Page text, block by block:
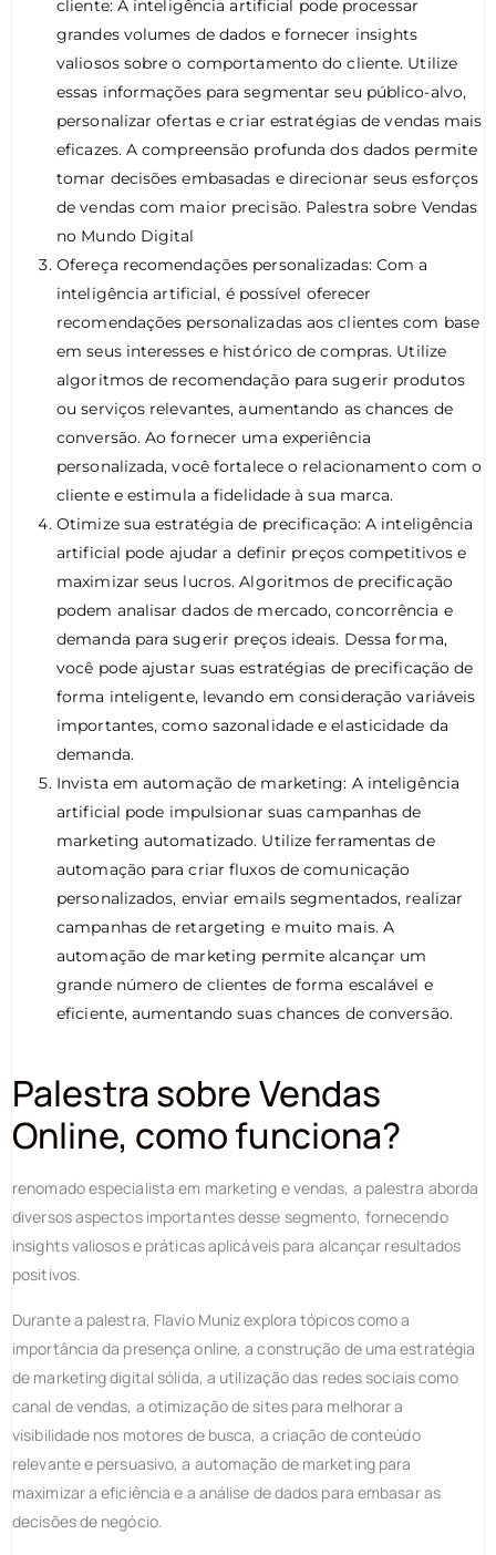
cliente: A inteligência artificial pode processar
grandes volumes de dados e fornecer insights
valiosos sobre o comportamento do cliente. Utilize
essas informações para segmentar seu público-alvo,
personalizar ofertas e criar estratégias de vendas mais
eficazes. A compreensão profunda dos dados permite
tomar decisões embasadas e direcionar seus esforços
de vendas com maior precisão. Palestra sobre Vendas
no Mundo Digital
Ofereça recomendações personalizadas: Com a
inteligência artificial, é possível oferecer
recomendações personalizadas aos clientes com base
em seus interesses e histórico de compras. Utilize
algoritmos de recomendação para sugerir produtos
ou serviços relevantes, aumentando as chances de
conversão. Ao fornecer uma experiência
personalizada, você fortalece o relacionamento com o
cliente e estimula a fidelidade à sua marca.
Otimize sua estratégia de precificação: A inteligência
artificial pode ajudar a definir preços competitivos e
maximizar seus lucros. Algoritmos de precificação
podem analisar dados de mercado, concorrência e
demanda para sugerir preços ideais. Dessa forma,
você pode ajustar suas estratégias de precificação de
forma inteligente, levando em consideração variáveis
importantes, como sazonalidade e elasticidade da
demanda.
Invista em automação de marketing: A inteligência
artificial pode impulsionar suas campanhas de
marketing automatizado. Utilize ferramentas de
automação para criar fluxos de comunicação
personalizados, enviar emails segmentados, realizar
campanhas de retargeting e muito mais. A
automação de marketing permite alcançar um
grande número de clientes de forma escalável e
eficiente, aumentando suas chances de conversão.
Palestra sobre Vendas
Online, como funciona?
renomado especialista em marketing e vendas, a palestra aborda
diversos aspectos importantes desse segmento, fornecendo
insights valiosos e práticas aplicáveis para alcançar resultados
positivos.
Durante a palestra, Flavio Muniz explora tópicos como a
importância da presença online, a construção de uma estratégia
de marketing digital sólida, a utilização das redes sociais como
canal de vendas, a otimização de sites para melhorar a
visibilidade nos motores de busca, a criação de conteúdo
relevante e persuasivo, a automação de marketing para
maximizar a eficiência e a análise de dados para embasar as
decisões de negócio.